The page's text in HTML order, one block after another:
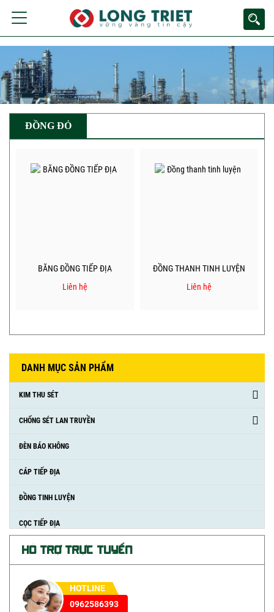
ĐỒNG ĐỎ
BĂNG ĐỒNG TIẾP ĐỊA
Liên hệ
ĐỒNG THANH TINH LUYỆN
Liên hệ
DANH MỤC SẢN PHẨM
KIM THU SÉT
CHỐNG SÉT LAN TRUYỀN
ĐÈN BÁO KHÔNG
CÁP TIẾP ĐỊA
ĐỒNG TINH LUYỆN
CỌC TIẾP ĐỊA
KHUÔN HÀN THUỐC HÀN
CHỐNG SÉT NĂNG LƯỢNG MẶT TRỜI
HỖ TRỢ TRỰC TUYẾN
HOTLINE
0962586393